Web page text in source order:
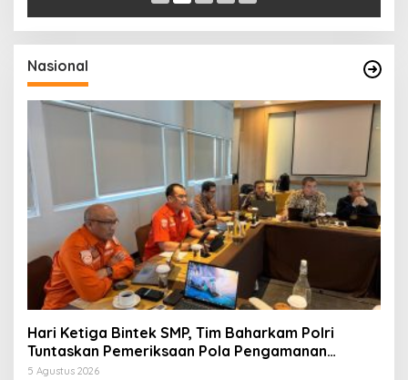
Nasional
Hari Ketiga Bintek SMP, Tim Baharkam Polri
Tuntaskan Pemeriksaan Pola Pengamanan
Pertamina Patra Niaga Jabar
5 Agustus 2026